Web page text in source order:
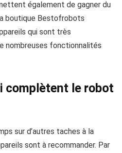
également de gagner du
boutique Bestofrobots
qui sont très
nombreuses fonctionnalités
complètent le robot
sur d’autres taches à la
sont à recommander. Par